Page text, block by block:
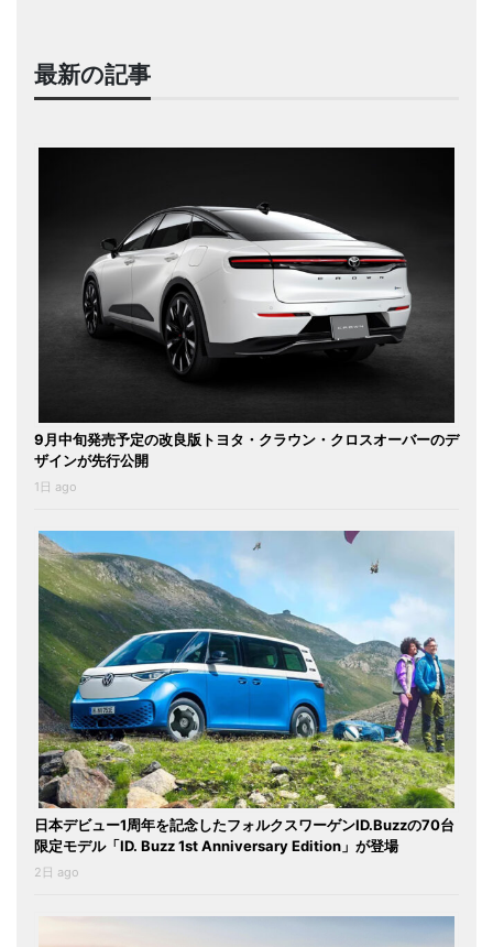
最新の記事
9月中旬発売予定の改良版トヨタ・クラウン・クロスオーバーのデ
ザインが先行公開
1日 ago
日本デビュー1周年を記念したフォルクスワーゲンID.Buzzの70台
限定モデル「ID. Buzz 1st Anniversary Edition」が登場
2日 ago